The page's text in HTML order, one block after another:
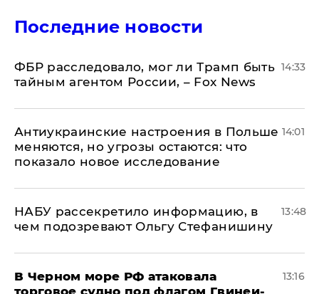
Последние новости
ФБР расследовало, мог ли Трамп быть
тайным агентом России, – Fox News
14:33
Антиукраинские настроения в Польше
меняются, но угрозы остаются: что
показало новое исследование
14:01
НАБУ рассекретило информацию, в
чем подозревают Ольгу Стефанишину
13:48
В Черном море РФ атаковала
торговое судно под флагом Гвинеи-
13:16